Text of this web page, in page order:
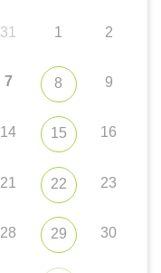
31 1 2
7 8 9
14 15 16
21 22 23
28 29 30